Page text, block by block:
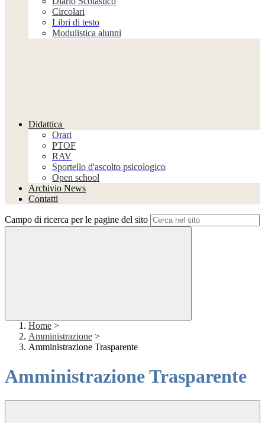
Circolari
Libri di testo
Modulistica alunni
Didattica
Orari
PTOF
RAV
Sportello d'ascolto psicologico
Open school
Archivio News
Contatti
Campo di ricerca per le pagine del sito
Home >
Amministrazione >
Amministrazione Trasparente
Amministrazione Trasparente